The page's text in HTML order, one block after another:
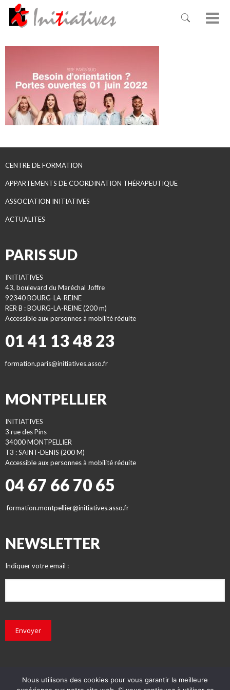
CENTRE DE FORMATION
APPARTEMENTS DE COORDINATION THÉRAPEUTIQUE
ASSOCIATION INITIATIVES
ACTUALITES
PARIS SUD
INITIATIVES
43, boulevard du Maréchal Joffre
92340 BOURG-LA-REINE
RER B : BOURG-LA-REINE (200 m)
Accessible aux personnes à mobilité réduite
01 41 13 48 23
formation.paris@initiatives.asso.fr
MONTPELLIER
INITIATIVES
3 rue des Pins
34000 MONTPELLIER
T3 : SAINT-DENIS (200 M)
Accessible aux personnes à mobilité réduite
04 67 66 70 65
formation.montpellier@initiatives.asso.fr
NEWSLETTER
Indiquer votre email :
Envoyer
Nous utilisons des cookies pour vous garantir la meilleure